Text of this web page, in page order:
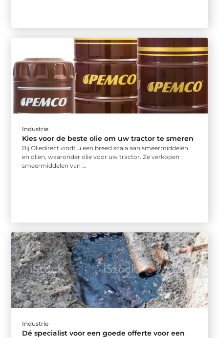
Industrie
Kies voor de beste olie om uw tractor te smeren
Bij Oliedirect vindt u een breed scala aan smeermiddelen
en oliën, waaronder olie voor uw tractor. Ze verkopen
smeermiddelen van ...
Industrie
Dé specialist voor een goede offerte voor een